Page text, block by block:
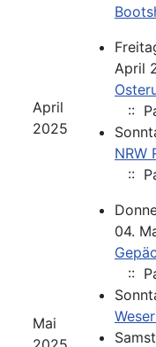
April
2025
April
::
NRW
::
Mai
04.
::